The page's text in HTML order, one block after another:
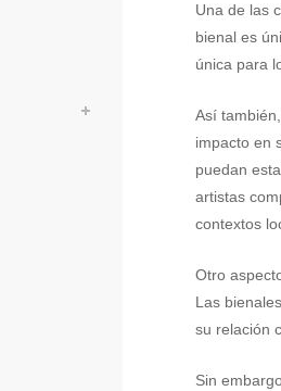
Una de las
bienal es
única para
Así
impacto en
puedan
artistas
contextos
Otro
Las
su relación
Sin